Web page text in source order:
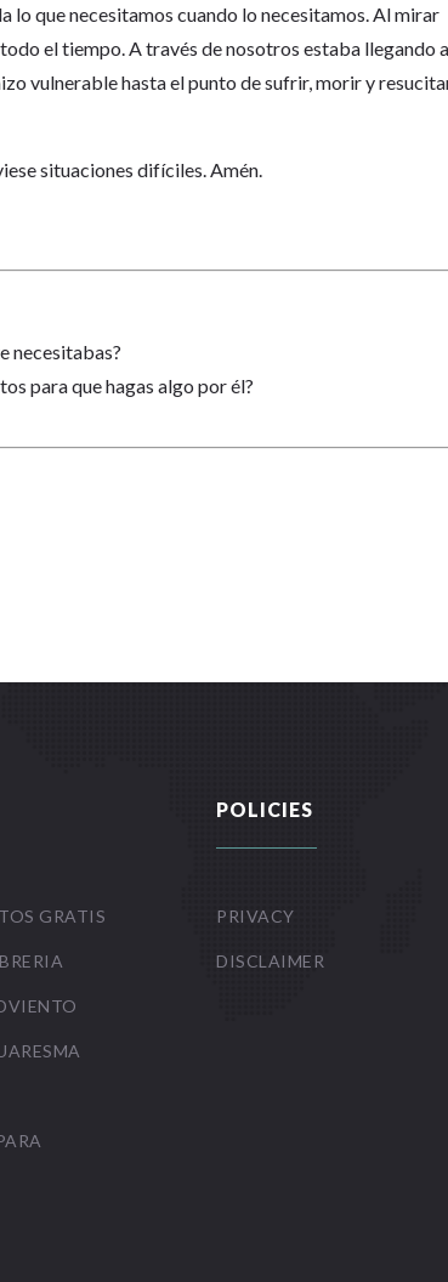
lo que necesitamos cuando lo necesitamos. Al mirar
el tiempo. A través de nosotros estaba llegando a
vulnerable hasta el punto de sufrir, morir y
situaciones difíciles. Amén.
necesitabas?
para que hagas algo por él?
GRATIS
POLICIES
PRIVACY
DISCLAIMER